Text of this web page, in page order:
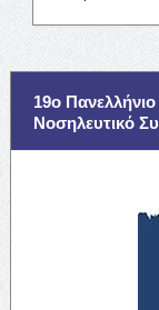
19ο
Νοσηλευτικό